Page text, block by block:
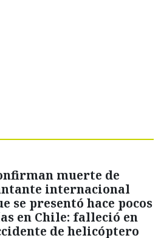
muerte de
internacional
se presentó hace pocos
en Chile: falleció en
de helicóptero